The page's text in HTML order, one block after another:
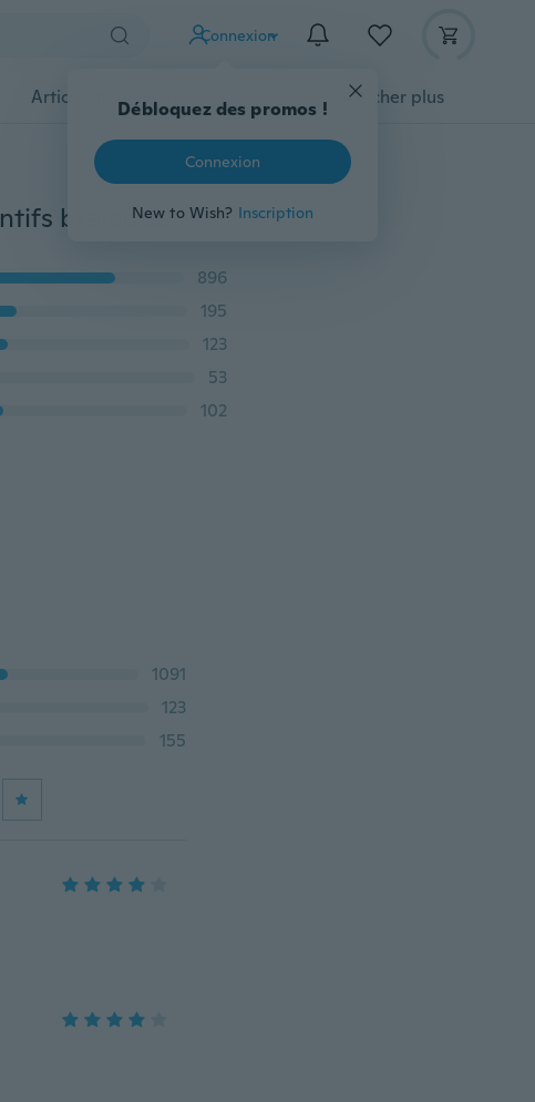
Connexion
Articles pour animaux domestiques Afficher plus
20mm blanc Howlite Agate pierre naturelle pendentifs breloques amour coeur pierre pour la fabrication de bijoux
896
195
123
53
102
1091
123
155